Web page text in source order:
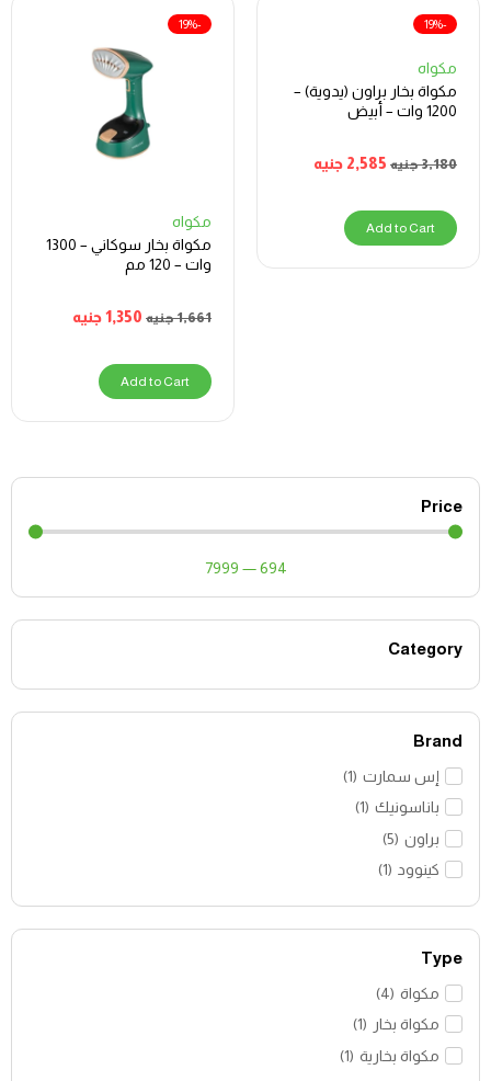
Price
694
—
7999
Category
Brand
إس سمارت (
1
)
باناسونيك (
1
)
براون (
5
)
كينوود (
1
)
Type
مكواة (
4
)
مكواة بخار (
1
)
مكواة بخارية (
1
)
مكواه
مكواة بخار براون (يدوية) –
1200 وات – أبيض
3,180جنيه 2,585 جنيه
-19%
Add to Cart
مكواه
مكواة بخار سوكاني – 1300
وات – 120 مم
1,661جنيه 1,350جنيه
-19%
Add to Cart